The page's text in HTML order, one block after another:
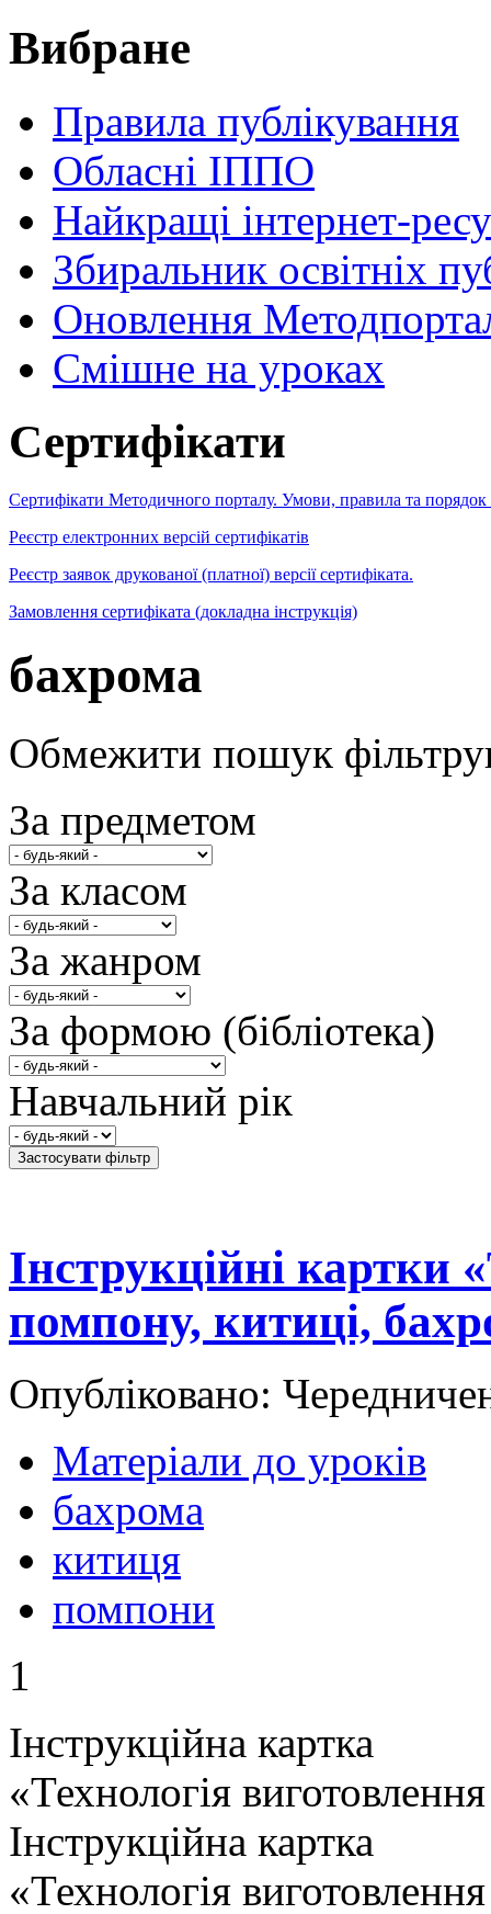
Вибране
Правила публікування
Обласні ІППО
Найкращі інтернет-
Збиральник освітніх
Оновлення
Cмішне на уроках
Сертифікати
Сертифікати Методичного порталу. Умови, правила та порядок
Реєстр електронних версій сертифікатів
Реєстр заявок друкованої (платної) версії сертифіката.
Замовлення сертифіката (докладна інструкція)
бахрома
Обмежити пошук
За предметом
За класом
За жанром
За формою (бібліотека)
Навчальний рік
Інструкційні картки
помпону, китиці,
Опубліковано:
Матеріали до уроків
бахрома
китиця
помпони
1
Інструкційна картка
«Технологія
Інструкційна картка
«Технологія